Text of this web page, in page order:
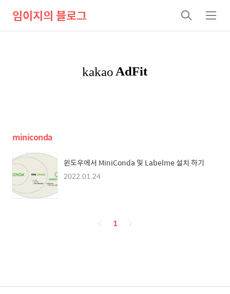
임이지의 블로그
검
색
메
뉴
miniconda
윈도우에서 MiniConda 및 Labelme 설치 하기
2022.01.24
페
1